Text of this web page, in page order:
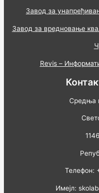
Завод за
Завод за вредновање
Revis –
Средња
Телефон:
Имејл: